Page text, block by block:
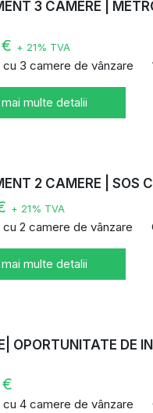
3 CAMERE |
+ 21% TVA
3 camere de vânzare
multe detalii
2 CAMERE | SOS
+ 21% TVA
2 camere de vânzare
multe detalii
OPORTUNITATE DE
4 camere de vânzare